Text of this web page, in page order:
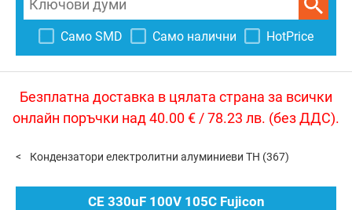
Само SMD Само налични HotPrice
Безплатна доставка в цялата страна за всички
онлайн поръчки над 40.00 € / 78.23 лв. (без ДДС).
Кондензатори електролитни алуминиеви TH (367)
CE 330uF 100V 105C Fujicon